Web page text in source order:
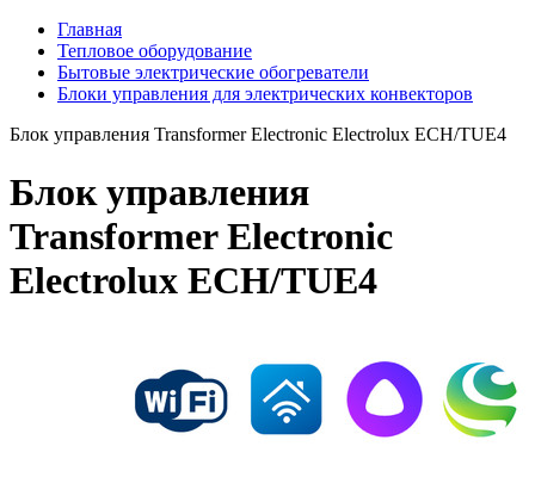
Главная
Тепловое оборудование
Бытовые электрические обогреватели
Блоки управления для электрических конвекторов
Блок управления Transformer Electronic Electrolux ECH/TUE4
Блок управления
Transformer Electronic
Electrolux ECH/TUE4